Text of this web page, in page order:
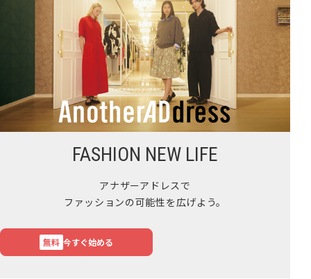
FASHION NEW LIFE
アナザーアドレスで
ファッションの可能性を広げよう。
無料 今すぐ始める